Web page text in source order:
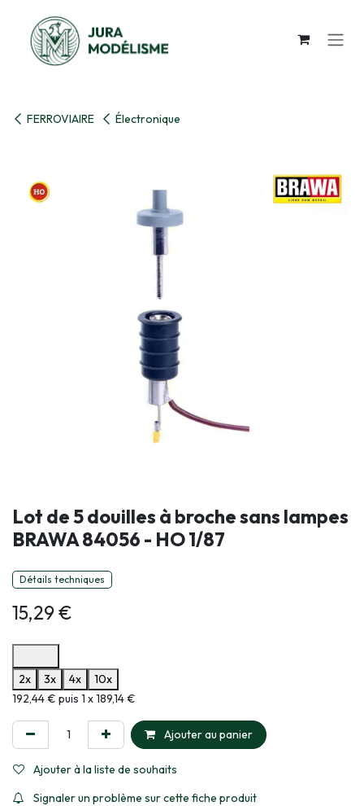
FERROVIAIRE Électronique
Lot de 5 douilles à broche sans lampes
BRAWA 84056 - HO 1/87
Détails techniques
15,29€
2x
3x 4x
10x
Informations sur le plan de paiement sélectionné
192,44 € puis 1 x 189,14 €
Ajouter au panier
Ajouter à la liste de souhaits
Signaler un problème sur cette fiche produit